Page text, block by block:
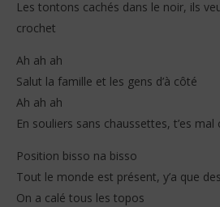
Les tontons cachés dans le noir, ils
crochet
Ah ah ah
Salut la famille et les gens d’à côté
Ah ah ah
En souliers sans chaussettes, t’es mal
Position bisso na bisso
Tout le monde est présent, y’a que
On a calé tous les topos